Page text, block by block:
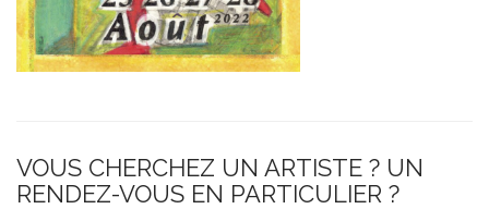
VOUS CHERCHEZ UN ARTISTE ? UN
RENDEZ-VOUS EN PARTICULIER ?